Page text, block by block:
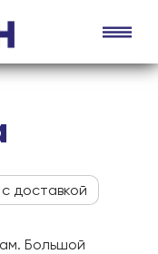
доставкой
Большой